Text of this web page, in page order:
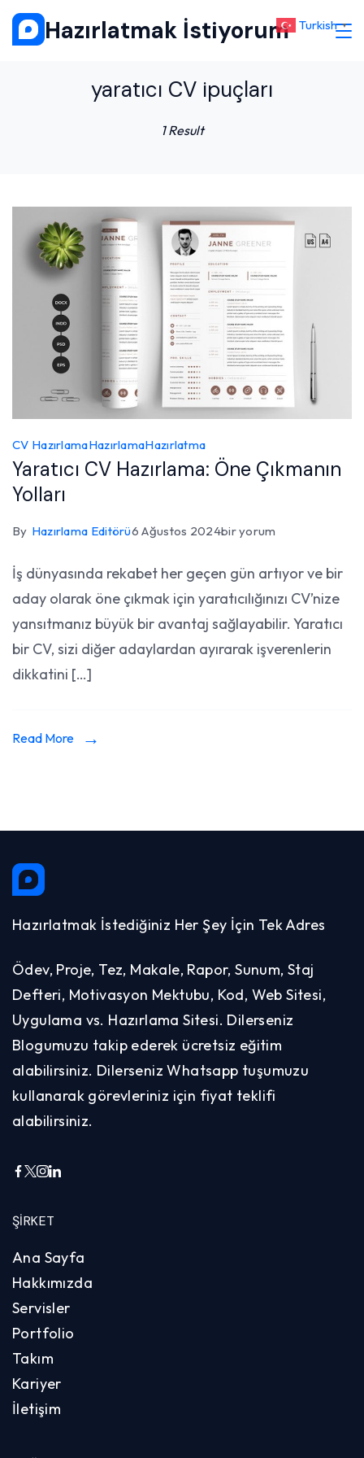
Skip
Hazırlatmak İstiyorum
yaratıcı CV ipuçları
1 Result
CV HazırlamaHazırlamaHazırlatma
Yaratıcı CV Hazırlama: Öne Çıkmanın
Yolları
By Hazırlama Editörü6 Ağustos 2024Yaratıcı
Hazırlama:
Öne
Çıkmanın
Yolları
bir yorum
İş dünyasında rekabet her geçen gün artıyor ve bir
aday olarak öne çıkmak için yaratıcılığınızı CV’nize
yansıtmanız büyük bir avantaj sağlayabilir. Yaratıcı
bir CV, sizi diğer adaylardan ayırarak işverenlerin
dikkatini […]
Read More
Hazırlatmak İstediğiniz Her Şey İçin Tek Adres
Ödev, Proje, Tez, Makale, Rapor, Sunum, Staj
Defteri, Motivasyon Mektubu, Kod, Web Sitesi,
Uygulama vs. Hazırlama Sitesi. Dilerseniz
Blogumuzu takip ederek ücretsiz eğitim
alabilirsiniz. Dilerseniz Whatsapp tuşumuzu
kullanarak görevleriniz için fiyat teklifi
alabilirsiniz.
ŞIRKET
Ana Sayfa
Hakkımızda
Servisler
Portfolio
Takım
Kariyer
İletişim
Turkish ▼